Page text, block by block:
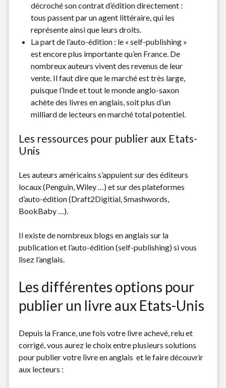
décroché son contrat d’édition directement :
tous passent par un agent littéraire, qui les
représente ainsi que leurs droits.
La part de l’auto-édition : le « self-publishing »
est encore plus importante qu’en France. De
nombreux auteurs vivent des revenus de leur
vente. Il faut dire que le marché est très large,
puisque l’Inde et tout le monde anglo-saxon
achète des livres en anglais, soit plus d’un
milliard de lecteurs en marché total potentiel.
Les ressources pour publier aux Etats-
Unis
Les auteurs américains s’appuient sur des éditeurs
locaux (Penguin, Wiley …) et sur des plateformes
d’auto-édition (Draft2Digitial, Smashwords,
BookBaby …).
Il existe de nombreux blogs en anglais sur la
publication et l’auto-édition (self-publishing) si vous
lisez l’anglais.
Les différentes options pour
publier un livre aux Etats-Unis
Depuis la France, une fois votre livre achevé, relu et
corrigé, vous aurez le choix entre plusieurs solutions
pour publier votre livre en anglais et le faire découvrir
aux lecteurs :